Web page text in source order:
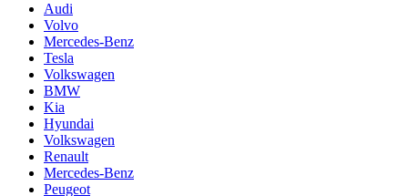
Audi
Volvo
Mercedes-Benz
Tesla
Volkswagen
BMW
Kia
Hyundai
Volkswagen
Renault
Mercedes-Benz
Peugeot